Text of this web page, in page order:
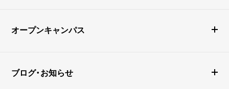
オープンキャンパス
ブログ・お知らせ